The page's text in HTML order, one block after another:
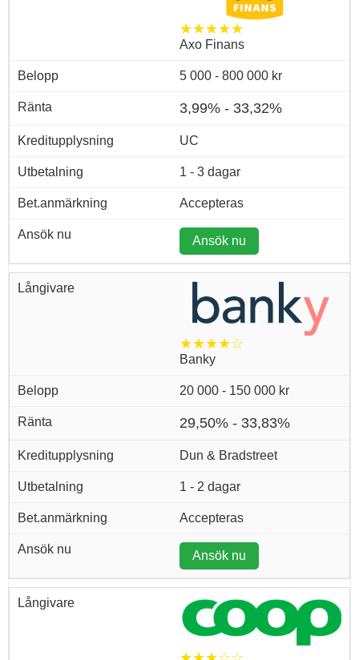
★★★★★
Axo Finans
5 000 - 800 000 kr
3,99% - 33,32%
UC
1 - 3 dagar
Accepteras
Ansök nu
★★★★☆
Banky
20 000 - 150 000 kr
29,50% - 33,83%
Dun & Bradstreet
1 - 2 dagar
Accepteras
Ansök nu